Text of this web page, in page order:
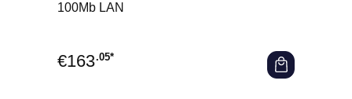
100Mb LAN
€163.05*